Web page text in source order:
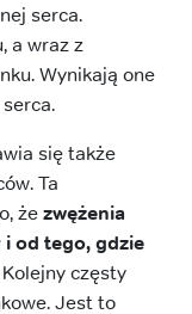
serca.
a wraz z
Wynikają one
się także
Ta
żezwężenia
od tego, gdzie
Kolejny częsty
Jest to